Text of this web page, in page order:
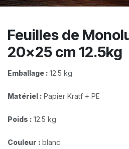
Feuilles de
20x25 cm 12.5kg
Emballage : 12.5 kg
Matériel : Papier Kratf + PE
Poids : 12.5 kg
Couleur : blanc